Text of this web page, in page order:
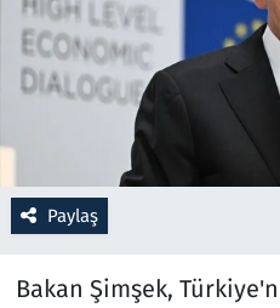
Paylaş
Bakan Şimşek,
Rüya Tabirleri
Sağlık
Savunma Sanayi
Seçim 2023
Spor